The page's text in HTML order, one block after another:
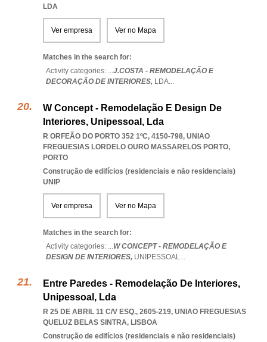
LDA
Ver empresa Ver no Mapa
Matches in the search for:
Activity categories: ...J.COSTA - REMODELAÇÃO E
DECORAÇÃO DE INTERIORES, LDA...
W Concept - Remodelação E Design De
Interiores, Unipessoal, Lda
R ORFEÃO DO PORTO 352 1ºC, 4150-798, UNIAO
FREGUESIAS LORDELO OURO MASSARELOS PORTO,
PORTO
Construção de edifícios (residenciais e não residenciais)
UNIP
Ver empresa Ver no Mapa
Matches in the search for:
Activity categories: ...W CONCEPT - REMODELAÇÃO E
DESIGN DE INTERIORES, UNIPESSOAL...
Entre Paredes - Remodelação De Interiores,
Unipessoal, Lda
R 25 DE ABRIL 11 C/V ESQ., 2605-219, UNIAO FREGUESIAS
QUELUZ BELAS SINTRA, LISBOA
Construção de edifícios (residenciais e não residenciais)